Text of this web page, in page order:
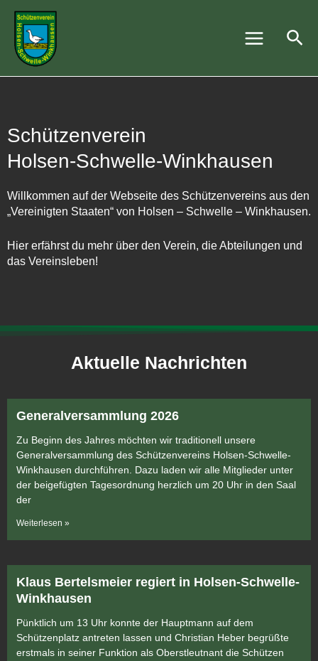
Inhalt
springen
Menu
Schützenverein
Holsen-Schwelle-Winkhausen
Willkommen auf der Webseite des Schützenvereins aus den
„Vereinigten Staaten“ von Holsen – Schwelle – Winkhausen.
Hier erfährst du mehr über den Verein, die Abteilungen und
das Vereinsleben!
Aktuelle Nachrichten
Generalversammlung 2026
Zu Beginn des Jahres möchten wir traditionell unsere
Generalversammlung des Schützenvereins Holsen-Schwelle-
Winkhausen durchführen. Dazu laden wir alle Mitglieder unter
der beigefügten Tagesordnung herzlich um 20 Uhr in den Saal
der
Weiterlesen »
Klaus Bertelsmeier regiert in Holsen-Schwelle-
Winkhausen
Pünktlich um 13 Uhr konnte der Hauptmann auf dem
Schützenplatz antreten lassen und Christian Heber begrüßte
erstmals in seiner Funktion als Oberstleutnant die Schützen